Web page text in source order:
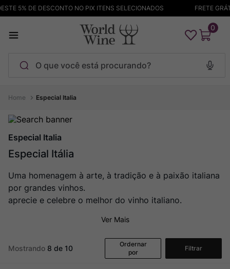
5% DE DESCONTO NO PIX ITENS SELECIONADOS FRETE
0
Especial Italia
Especial Italia
Especial Itália
Uma homenagem à arte, à tradição e à paixão italiana
por grandes vinhos.
aprecie e celebre o melhor do vinho italiano.
Ver Mais
Mostrando 8 de 10
Ordernar
por
Filtrar
Termos mais buscados
1º Maçanita
2º Pinot Noir
3º Bodega Garzon
5º Chablis
6º Barolo
9º Rocim